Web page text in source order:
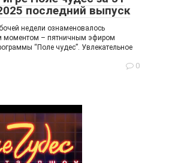
последний выпуск
недели ознаменовалось
моментом – пятничным эфиром
“Поле чудес”. Увлекательное
0